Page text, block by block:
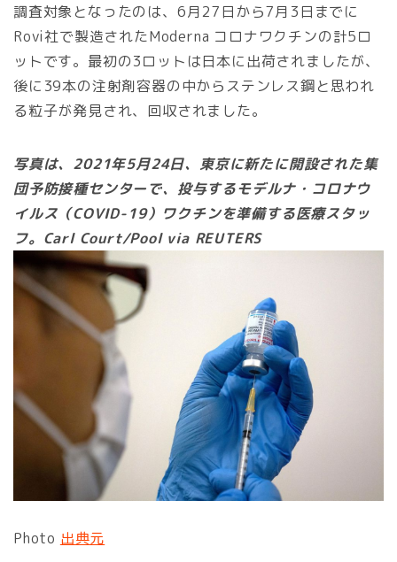
調査対象となったのは、6月27日から7月3日までに
Rovi社で製造されたModerna コロナワクチンの計5ロ
ットです。最初の3ロットは日本に出荷されましたが、
後に39本の注射剤容器の中からステンレス鋼と思われ
る粒子が発見され、回収されました。
写真は、2021年5月24日、東京に新たに開設された集
団予防接種センターで、投与するモデルナ・コロナウ
イルス（COVID-19）ワクチンを準備する医療スタッ
フ。Carl Court/Pool via REUTERS
Photo 出典元